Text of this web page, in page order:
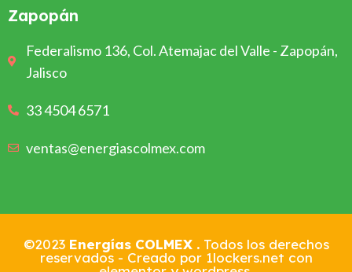
Zapopán
Federalismo 136, Col. Atemajac del Valle - Zapopán,
Jalisco
33 4504 6571
ventas@energiascolmex.com
©2023 Energías COLMEX .Todos los derechos
reservados - Creado por 1lockers.net con